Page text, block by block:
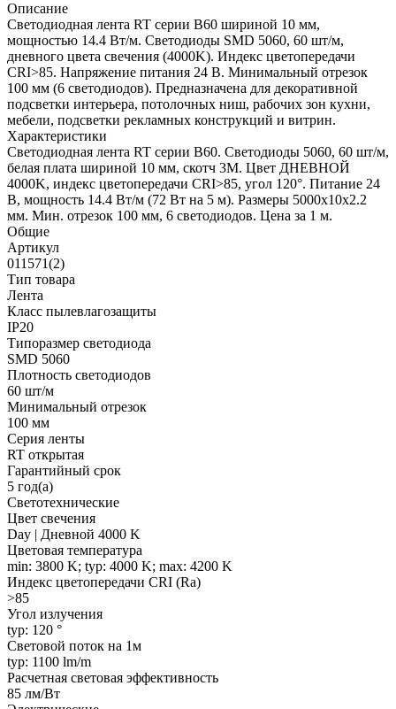
Описание
Светодиодная лента RT серии B60 шириной 10 мм,
мощностью 14.4 Вт/м. Светодиоды SMD 5060, 60 шт/м,
дневного цвета свечения (4000K). Индекс цветопередачи
CRI>85. Напряжение питания 24 В. Минимальный отрезок
100 мм (6 светодиодов). Предназначена для декоративной
подсветки интерьера, потолочных ниш, рабочих зон кухни,
мебели, подсветки рекламных конструкций и витрин.
Характеристики
Светодиодная лента RT серии B60. Светодиоды 5060, 60 шт/м,
белая плата шириной 10 мм, скотч 3M. Цвет ДНЕВНОЙ
4000K, индекс цветопередачи CRI>85, угол 120°. Питание 24
В, мощность 14.4 Вт/м (72 Вт на 5 м). Размеры 5000x10x2.2
мм. Мин. отрезок 100 мм, 6 светодиодов. Цена за 1 м.
Общие
Артикул
011571(2)
Тип товара
Лента
Класс пылевлагозащиты
IP20
Типоразмер светодиода
SMD 5060
Плотность светодиодов
60 шт/м
Минимальный отрезок
100 мм
Серия ленты
RT открытая
Гарантийный срок
5 год(а)
Светотехнические
Цвет свечения
Day | Дневной 4000 K
Цветовая температура
min: 3800 K; typ: 4000 K; max: 4200 K
Индекс цветопередачи CRI (Ra)
>85
Угол излучения
typ: 120 °
Световой поток на 1м
typ: 1100 lm/m
Расчетная световая эффективность
85 лм/Вт